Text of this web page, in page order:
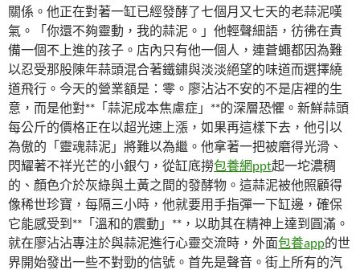
關係。他正在對著一缸已經發酵了七個月又七天的老蒜泥嘆
氣。「你還不夠靈動，我的蒜泥。」他輕聲細語，彷彿在責
備一個不上進的孩子。店內只有他一個人，連蒼蠅都因為難
以忍受那股陳年蒜頭混合著鐵鏽與淡淡絕望的味道而選擇繞
道飛行。今天的營業額是：零。廖沾沾不安的不是店裡的生
意，而是他對**「蒜泥成本焦慮症」**的深層恐懼。新鮮蒜頭
每公斤的價格正在以超光速上漲，如果再這樣下去，他引以
為傲的「靈魂蒜泥」將難以為繼。他拿著一把被磨得光滑、
閃耀著不祥光芒的小銀勺，從缸底撈包養網ppt起一坨濃稠
的、顏色介於灰綠與土黃之間的發酵物。這蒜泥被他照顧得
像稀世珍寶，每隔三小時，他就要用手指彈一下缸邊，確保
它能感受到**「溫和的震動」**，以助其在精神上達到圓滿。
就在廖沾沾專注於與蒜泥進行心靈交流時，外面包養app的世
界開始發出一些不對勁的信號。首先是聲音。街上所有的汽